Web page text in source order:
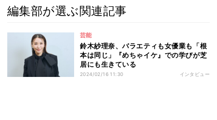
編集部が選ぶ関連記事
芸能
鈴木紗理奈、バラエティも女優業も「根
本は同じ」『めちゃイケ』での学びが芝
居にも生きている
2024/02/16 11:30 インタビュー